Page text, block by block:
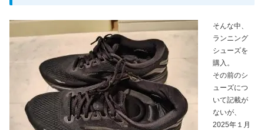
そんな中、
ランニング
シューズを
購入。
その前のシ
ューズにつ
いて記載が
ないが、
2025年１月